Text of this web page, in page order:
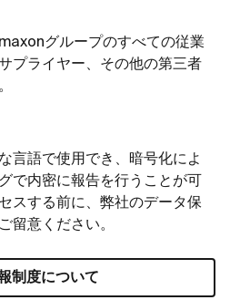
グループのすべての従業
プライヤー、その他の第三者
言語で使用でき、暗号化によ
で内密に報告を行うことが可
スする前に、弊社のデータ保
留意ください。
制度について